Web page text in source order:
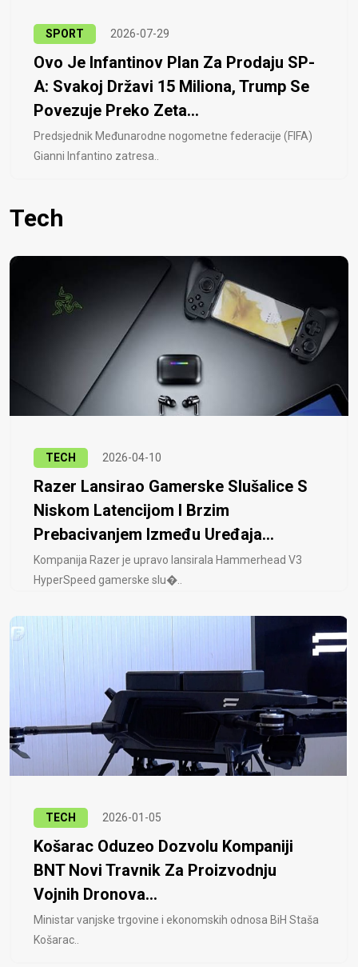
SPORT 2026-07-29
Ovo Je Infantinov Plan Za Prodaju SP-
A: Svakoj Državi 15 Miliona, Trump Se
Povezuje Preko Zeta...
Predsjednik Međunarodne nogometne federacije (FIFA)
Gianni Infantino zatresa..
Tech
TECH 2026-04-10
Razer Lansirao Gamerske Slušalice S
Niskom Latencijom I Brzim
Prebacivanjem Između Uređaja...
Kompanija Razer je upravo lansirala Hammerhead V3
HyperSpeed ​​gamerske slu�..
TECH 2026-01-05
Košarac Oduzeo Dozvolu Kompaniji
BNT Novi Travnik Za Proizvodnju
Vojnih Dronova...
Ministar vanjske trgovine i ekonomskih odnosa BiH Staša
Košarac..